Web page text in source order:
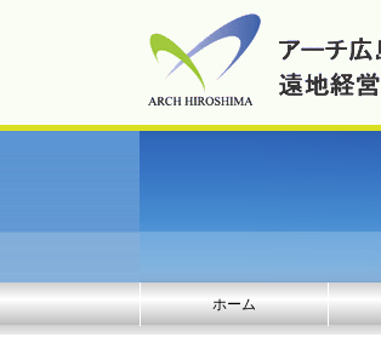
ホーム